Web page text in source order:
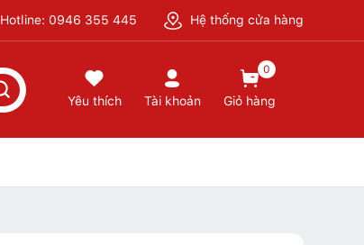
Hotline: 0946 355 445 Hệ thống cửa hàng
Yêu thích Tài khoản
0
Giỏ hàng